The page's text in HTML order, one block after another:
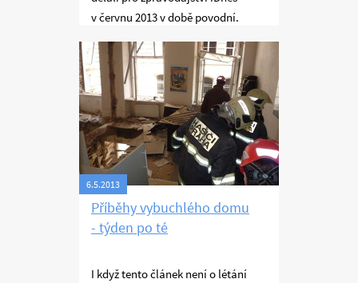
v červnu 2013 v době povodní.
Létání
6.5.2013
Příběhy vybuchlého domu
- týden po té
I když tento článek není o létání